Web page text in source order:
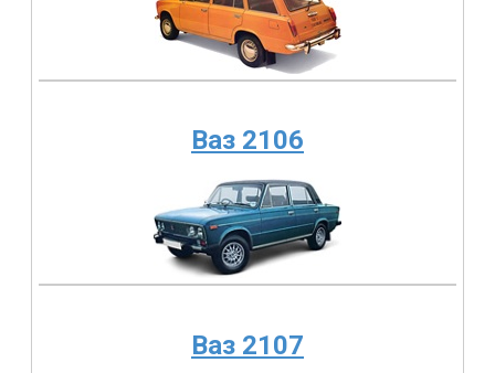
Ваз 2106
Ваз 2107